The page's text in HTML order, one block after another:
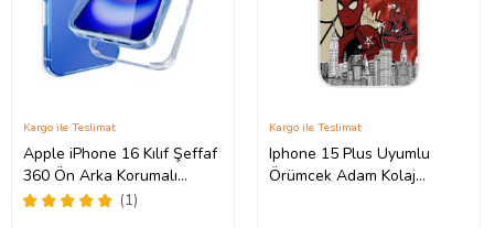
Apple iPhone 16 Kılıf Şeffaf
360 Ön Arka Korumalı
Silikon
(1)
Kargo ile Teslimat
Iphone 15 Plus Uyumlu
Örümcek Adam Kolaj
Kargo ile Teslimat